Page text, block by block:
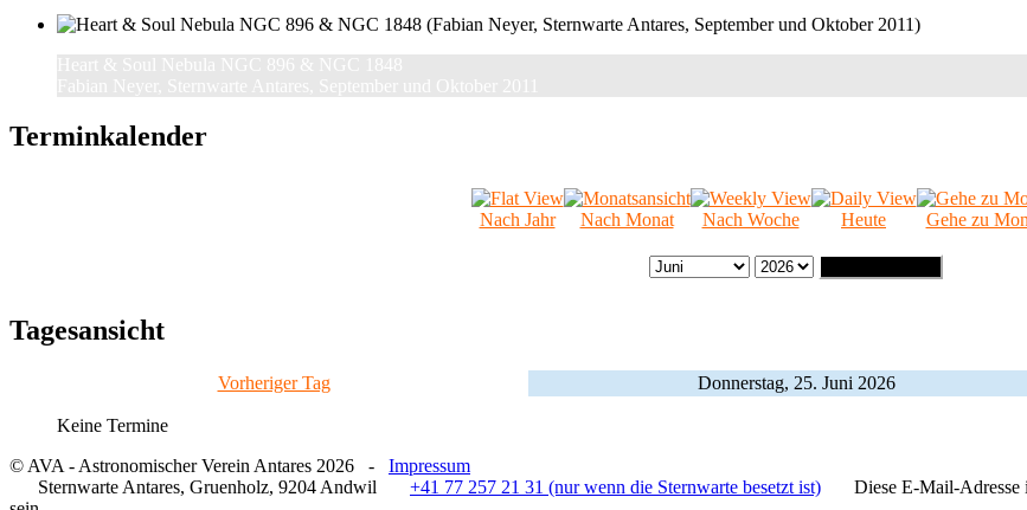
Terminkalender
Nach Jahr Nach Monat Nach Woche Heute Gehe zu
Tagesansicht
Vorheriger Tag Donnerstag, 25. Juni 2026
Keine Termine
© AVA - Astronomischer Verein Antares 2026 - Impressum
Sternwarte Antares, Gruenholz, 9204 Andwil
+41 77 257 21 31 (nur wenn die Sternwarte besetzt ist)
Diese E-Mail-Adresse